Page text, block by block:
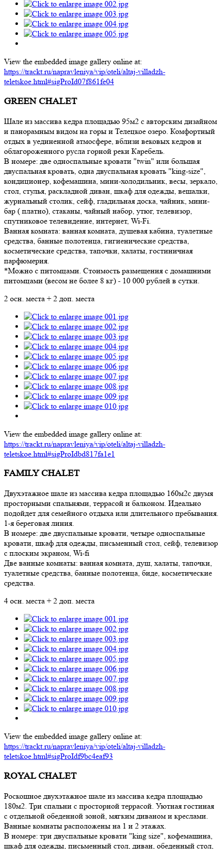
View the embedded image gallery online at:
https://trackt.ru/napravleniya/vip/oteli/altaj-villadzh-
teletskoe.html#sigProId07f861fe04
GREEN CHALET
Шале из массива кедра площадью 95м2 с авторским дизайном
и панорамным видом на горы и Телецкое озеро. Комфортный
отдых в уединенной атмосфере, вблизи вековых кедров и
облагороженного русла горной реки Каребель.
В номере: две односпальные кровати "twin" или большая
двуспальная кровать, одна двуспальная кровать "king-size",
кондиционер, кофемашина, мини-холодильник, весы, зеркало,
стол, стулья, раскладной диван, шкаф для одежды, вешалки,
журнальный столик, сейф, гладильная доска, чайник, мини-
бар ( платно), стаканы, чайный набор, утюг, телевизор,
спутниковое телевидение, интернет, Wi-Fi.
Ванная комната: ванная комната, душевая кабина, туалетные
средства, банные полотенца, гигиенические средства,
косметические средства, тапочки, халаты, гостиничная
парфюмерия.
*Можно с питомцами. Стоимость размещения с домашними
питомцами (весом не более 8 кг) - 10 000 рублей в сутки.
2 осн. места + 2 доп. места
View the embedded image gallery online at:
https://trackt.ru/napravleniya/vip/oteli/altaj-villadzh-
teletskoe.html#sigProIdbd817fa1e1
FAMILY CHALET
Двухэтажное шале из массива кедра площадью 160м2с двумя
просторными спальнями, террасой и балконом. Идеально
подойдет для семейного отдыха или длительного пребывания.
1-я береговая линия.
В номере: две двуспальные кровати, четыре односпальные
кровати, шкаф для одежды, письменный стол, сейф, телевизор
с плоским экраном, Wi-fi
Две ванные комнаты: ванная комната, душ, халаты, тапочки,
туалетные средства, банные полотенца, биде, косметические
средства.
4 осн. места + 2 доп. места
View the embedded image gallery online at:
https://trackt.ru/napravleniya/vip/oteli/altaj-villadzh-
teletskoe.html#sigProIdf9bc4eaf93
ROYAL CHALET
Роскошное двухэтажное шале из массива кедра площадью
180м2. Три спальни с просторной террасой. Уютная гостиная
с отдельной обеденной зоной, мягким диваном и креслами.
Ванные комнаты расположены на 1 и 2 этажах.
В номере: три двуспальные кровати "king size", кофемашина,
шкаф для одежды, письменный стол, диван, обеденный стол,